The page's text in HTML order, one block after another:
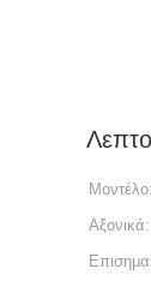
Μοντέλο:
Αξονικά: